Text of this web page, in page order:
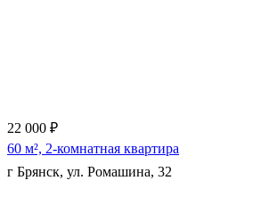
22 000 ₽
60 м², 2-комнатная квартира
г Брянск, ул. Ромашина, 32